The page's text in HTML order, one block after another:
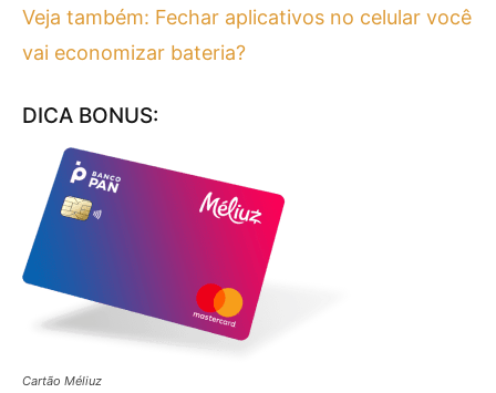
Veja também: Fechar aplicativos no celular você
vai economizar bateria?
DICA BONUS:
Cartão Méliuz